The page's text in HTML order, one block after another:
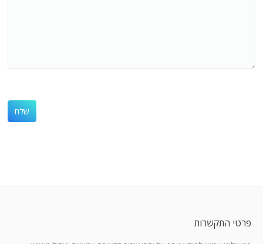
פרטי התקשרות